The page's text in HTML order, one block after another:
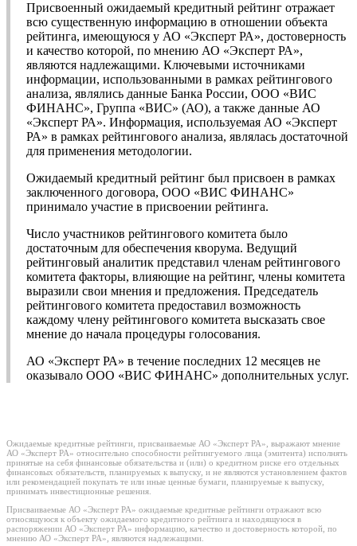
Присвоенный ожидаемый кредитный рейтинг отражает
всю существенную информацию в отношении объекта
рейтинга, имеющуюся у АО «Эксперт РА», достоверность
и качество которой, по мнению АО «Эксперт РА»,
являются надлежащими. Ключевыми источниками
информации, использованными в рамках рейтингового
анализа, являлись данные Банка России, ООО «ВИС
ФИНАНС», Группа «ВИС» (АО), а также данные АО
«Эксперт РА». Информация, используемая АО «Эксперт
РА» в рамках рейтингового анализа, являлась достаточной
для применения методологии.
Ожидаемый кредитный рейтинг был присвоен в рамках
заключенного договора, ООО «ВИС ФИНАНС»
принимало участие в присвоении рейтинга.
Число участников рейтингового комитета было
достаточным для обеспечения кворума. Ведущий
рейтинговый аналитик представил членам рейтингового
комитета факторы, влияющие на рейтинг, члены комитета
выразили свои мнения и предложения. Председатель
рейтингового комитета предоставил возможность
каждому члену рейтингового комитета высказать свое
мнение до начала процедуры голосования.
АО «Эксперт РА» в течение последних 12 месяцев не
оказывало ООО «ВИС ФИНАНС» дополнительных услуг.
Ожидаемые кредитные рейтинги, присваиваемые АО «Эксперт РА», выражают мнение
АО «Эксперт РА» относительно способности рейтингуемого лица (эмитента) исполнять
принятые на себя финансовые обязательства и (или) о кредитном риске его отдельных
финансовых обязательств, планируемых к выпуску, и не являются установлением фактов
или рекомендацией покупать те или иные ценные бумаги, планируемые к выпуску,
принимать инвестиционные решения.
Присваиваемые АО «Эксперт РА» ожидаемые кредитные рейтинги отражают всю
относящуюся к объекту ожидаемого кредитного рейтинга и находящуюся в
распоряжении АО «Эксперт РА» информацию, качество и достоверность которой, по
мнению АО «Эксперт РА», являются надлежащими.